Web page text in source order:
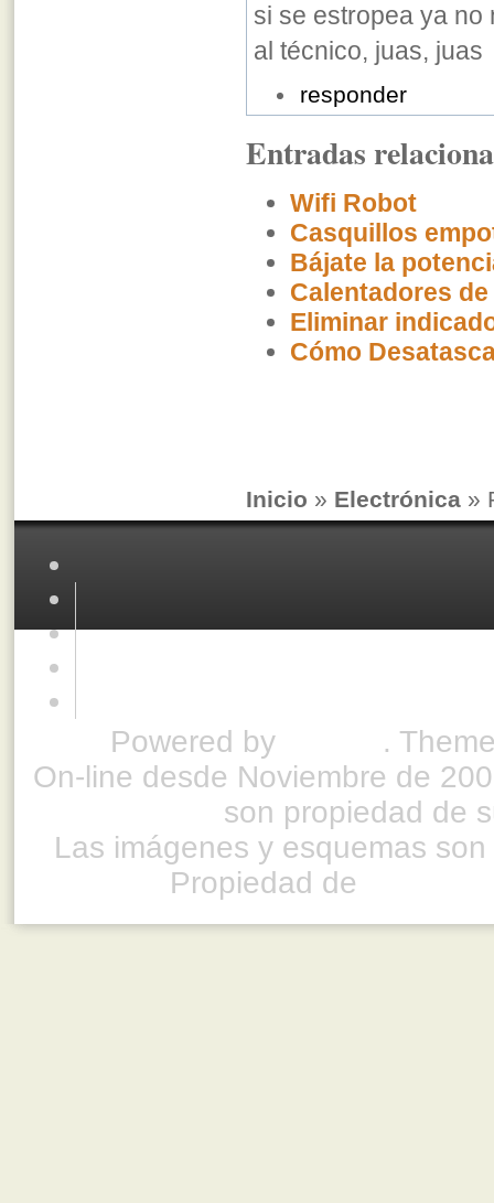
si se estropea ya no
al técnico, juas, juas
responder
Entradas
Wifi Robot
Casquillos
Bájate la
Calentadores
Eliminar
Cómo
Inicio » Electrónica »
Powered by
.
On-line desde Noviembre de
son propiedad de
Las imágenes y esquemas
Propiedad de